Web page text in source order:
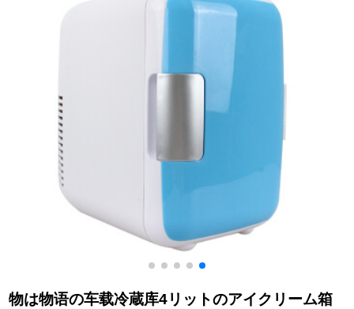
物は物语の车载冷蔵库4リットのアイクリーム箱